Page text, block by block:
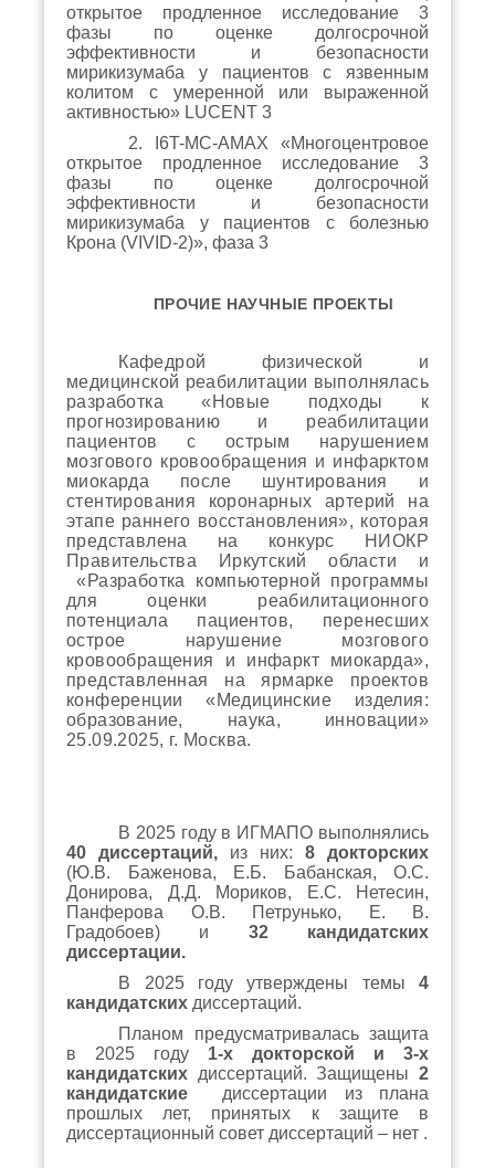
открытое продленное исследование 3
фазы по оценке долгосрочной
эффективности и безопасности
мирикизумаба у пациентов с язвенным
колитом с умеренной или выраженной
активностью» LUCENT 3
2. I6T-MC-AMAX «Многоцентровое
открытое продленное исследование 3
фазы по оценке долгосрочной
эффективности и безопасности
мирикизумаба у пациентов с болезнью
Крона (VIVID-2)», фаза 3
ПРОЧИЕ НАУЧНЫЕ ПРОЕКТЫ
Кафедрой физической и
медицинской реабилитации выполнялась
разработка «Новые подходы к
прогнозированию и реабилитации
пациентов с острым нарушением
мозгового кровообращения и инфарктом
миокарда после шунтирования и
стентирования коронарных артерий на
этапе раннего восстановления», которая
представлена на конкурс НИОКР
Правительства Иркутский области и
« Разработка компьютерной программы
для оценки реабилитационного
потенциала пациентов, перенесших
острое нарушение мозгового
кровообращения и инфаркт миокарда»,
представленная на ярмарке проектов
конференции «Медицинские изделия:
образование, наука, инновации»
25.09.2025, г. Москва.
В 2025 году в ИГМАПО выполнялись
40 диссертаций, из них: 8 докторских
(Ю.В. Баженова, Е.Б. Бабанская, О.С.
Донирова, Д.Д. Мориков, Е.С. Нетесин,
Панферова О.В. Петрунько, Е. В.
Градобоев) и 32 кандидатских
диссертации.
В 2025 году утверждены темы 4
кандидатских диссертаций.
Планом предусматривалась защита
в 2025 году 1-х докторской и 3-х
кандидатских диссертаций. Защищены 2
кандидатские диссертации из плана
прошлых лет, принятых к защите в
диссертационный совет диссертаций – нет .